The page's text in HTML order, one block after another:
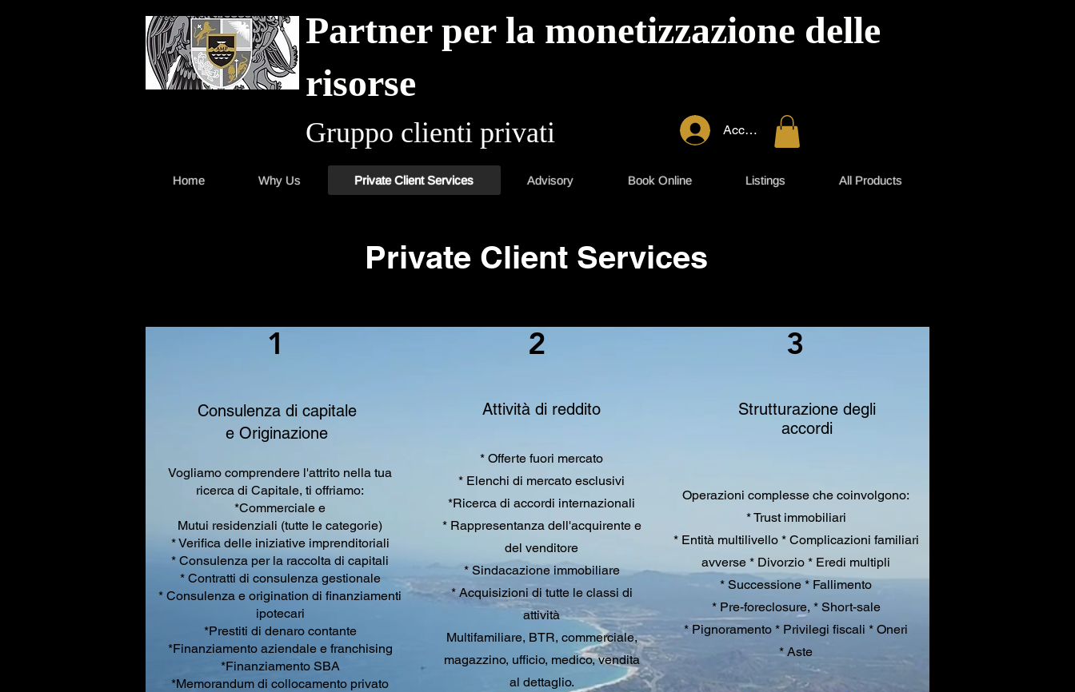
Partner per la monetizzazione delle
risorse
Gruppo clienti privati Accedi
Home Why Us Private Client Services Advisory Book Online Listings All Products
Private Client Services
1
Consulenza di capitale
e Originazione
Vogliamo comprendere l'attrito nella tua
ricerca di Capitale, ti offriamo:
*Commerciale e
Mutui residenziali (tutte le categorie)
* Verifica delle iniziative imprenditoriali
* Consulenza per la raccolta di capitali
* Contratti di consulenza gestionale
* Consulenza e origination di finanziamenti
ipotecari
*Prestiti di denaro contante
*Finanziamento aziendale e franchising
*Finanziamento SBA
*Memorandum di collocamento privato
2
Attività di reddito
* Offerte fuori mercato
* Elenchi di mercato esclusivi
*Ricerca di accordi internazionali
* Rappresentanza dell'acquirente e
del venditore
* Sindacazione immobiliare
* Acquisizioni di tutte le classi di
attività
Multifamiliare, BTR, commerciale,
magazzino, ufficio, medico, vendita
al dettaglio.
3
Strutturazione degli
accordi
Operazioni complesse che coinvolgono:
* Trust immobiliari
* Entità multilivello * Complicazioni familiari
avverse * Divorzio * Eredi multipli
* Successione * Fallimento
* Pre-foreclosure, * Short-sale
* Pignoramento * Privilegi fiscali * Oneri
* Aste